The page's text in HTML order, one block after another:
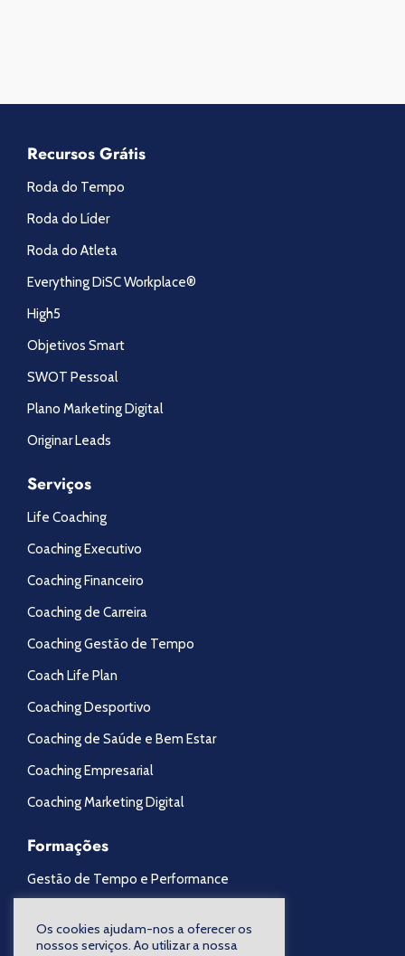
Recursos Grátis
Roda do Tempo
Roda do Líder
Roda do Atleta
Everything DiSC Workplace®
High5
Objetivos Smart
SWOT Pessoal
Plano Marketing Digital
Originar Leads
Serviços
Life Coaching
Coaching Executivo
Coaching Financeiro
Coaching de Carreira
Coaching Gestão de Tempo
Coach Life Plan
Coaching Desportivo
Coaching de Saúde e Bem Estar
Coaching Empresarial
Coaching Marketing Digital
Formações
Gestão de Tempo e Performance
Os cookies ajudam-nos a oferecer os
nossos serviços. Ao utilizar a nossa